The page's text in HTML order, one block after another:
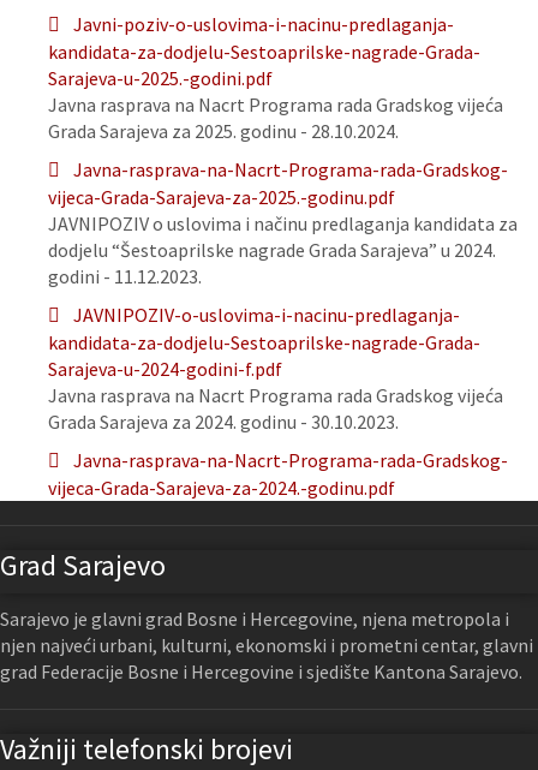
Javni-poziv-o-uslovima-i-nacinu-predlaganja-
kandidata-za-dodjelu-Sestoaprilske-nagrade-Grada-
Sarajeva-u-2025.-godini.pdf
Javna rasprava na Nacrt Programa rada Gradskog vijeća
Grada Sarajeva za 2025. godinu - 28.10.2024.
Javna-rasprava-na-Nacrt-Programa-rada-Gradskog-
vijeca-Grada-Sarajeva-za-2025.-godinu.pdf
JAVNIPOZIV o uslovima i načinu predlaganja kandidata za
dodjelu “Šestoaprilske nagrade Grada Sarajeva” u 2024.
godini - 11.12.2023.
JAVNIPOZIV-o-uslovima-i-nacinu-predlaganja-
kandidata-za-dodjelu-Sestoaprilske-nagrade-Grada-
Sarajeva-u-2024-godini-f.pdf
Javna rasprava na Nacrt Programa rada Gradskog vijeća
Grada Sarajeva za 2024. godinu - 30.10.2023.
Javna-rasprava-na-Nacrt-Programa-rada-Gradskog-
vijeca-Grada-Sarajeva-za-2024.-godinu.pdf
Grad Sarajevo
Sarajevo je glavni grad Bosne i Hercegovine, njena metropola i
njen najveći urbani, kulturni, ekonomski i prometni centar, glavni
grad Federacije Bosne i Hercegovine i sjedište Kantona Sarajevo.
Važniji telefonski brojevi